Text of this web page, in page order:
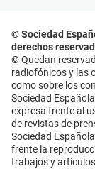
© Sociedad
derechos
© Quedan
radiofónicos y las
como sobre los
Sociedad
expresa frente al
de revistas de
Sociedad
frente la
trabajos y